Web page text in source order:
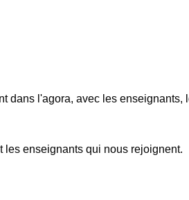
dans l'agora, avec les enseignants,
les enseignants qui nous rejoignent.